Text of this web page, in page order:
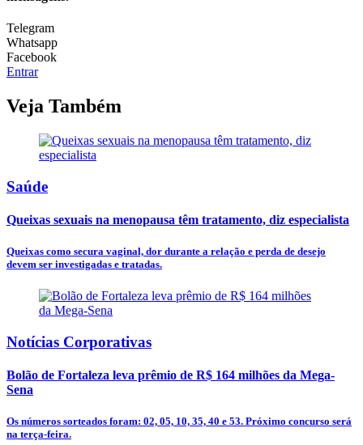
Telegram
Whatsapp
Facebook
Entrar
Veja Também
Saúde
Queixas sexuais na menopausa têm tratamento, diz especialista
Queixas como secura vaginal, dor durante a relação e perda de desejo
devem ser investigadas e tratadas.
Notícias Corporativas
Bolão de Fortaleza leva prêmio de R$ 164 milhões da Mega-
Sena
Os números sorteados foram: 02, 05, 10, 35, 40 e 53. Próximo concurso será
na terça-feira.